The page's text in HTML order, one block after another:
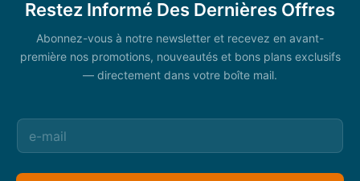
Restez Informé Des Dernières Offres
Abonnez-vous à notre newsletter et recevez en avant-
première nos promotions, nouveautés et bons plans exclusifs
— directement dans votre boîte mail.